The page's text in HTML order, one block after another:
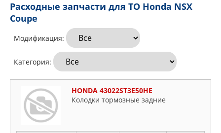
Расходные запчасти для ТО Honda NSX
Coupe
Модификация:
Категория:
HONDA 43022ST3E50HE
Колодки тормозные задние